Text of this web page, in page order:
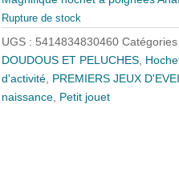
Rupture de stock
UGS : 5414834830460 Catégories
DOUDOUS ET PELUCHES,
d'activité, PREMIERS JEUX
naissance, Petit jouet